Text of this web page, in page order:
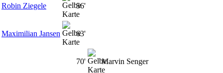
Robin Ziegele 56'
Maximilian Jansen 63'
70' Marvin Senger